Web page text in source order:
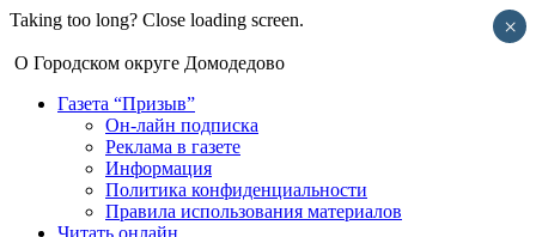
Taking too long? Close loading screen.
О Городском округе Домодедово
Газета “Призыв”
Он-лайн подписка
Реклама в газете
Информация
Политика конфиденциальности
Правила использования материалов
Читать онлайн
×